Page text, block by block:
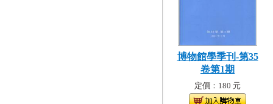
博物館學季刊-第35
卷第1期
定價：180 元